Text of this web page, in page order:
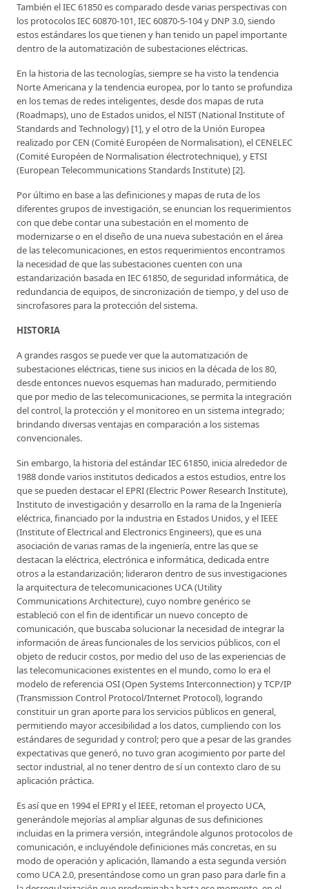
También el IEC 61850 es comparado desde varias perspectivas con
los protocolos IEC 60870-101, IEC 60870-5-104 y DNP 3.0, siendo
estos estándares los que tienen y han tenido un papel importante
dentro de la automatización de subestaciones eléctricas.
En la historia de las tecnologías, siempre se ha visto la tendencia
Norte Americana y la tendencia europea, por lo tanto se profundiza
en los temas de redes inteligentes, desde dos mapas de ruta
(Roadmaps), uno de Estados unidos, el NIST (National Institute of
Standards and Technology) [1], y el otro de la Unión Europea
realizado por CEN (Comité Européen de Normalisation), el CENELEC
(Comité Européen de Normalisation électrotechnique), y ETSI
(European Telecommunications Standards Institute) [2].
Por último en base a las definiciones y mapas de ruta de los
diferentes grupos de investigación, se enuncian los requerimientos
con que debe contar una subestación en el momento de
modernizarse o en el diseño de una nueva subestación en el área
de las telecomunicaciones, en estos requerimientos encontramos
la necesidad de que las subestaciones cuenten con una
estandarización basada en IEC 61850, de seguridad informática, de
redundancia de equipos, de sincronización de tiempo, y del uso de
sincrofasores para la protección del sistema.
HISTORIA
A grandes rasgos se puede ver que la automatización de
subestaciones eléctricas, tiene sus inicios en la década de los 80,
desde entonces nuevos esquemas han madurado, permitiendo
que por medio de las telecomunicaciones, se permita la integración
del control, la protección y el monitoreo en un sistema integrado;
brindando diversas ventajas en comparación a los sistemas
convencionales.
Sin embargo, la historia del estándar IEC 61850, inicia alrededor de
1988 donde varios institutos dedicados a estos estudios, entre los
que se pueden destacar el EPRI (Electric Power Research Institute),
Instituto de investigación y desarrollo en la rama de la Ingeniería
eléctrica, financiado por la industria en Estados Unidos, y el IEEE
(Institute of Electrical and Electronics Engineers), que es una
asociación de varias ramas de la ingeniería, entre las que se
destacan la eléctrica, electrónica e informática, dedicada entre
otros a la estandarización; lideraron dentro de sus investigaciones
la arquitectura de telecomunicaciones UCA (Utility
Communications Architecture), cuyo nombre genérico se
estableció con el fin de identificar un nuevo concepto de
comunicación, que buscaba solucionar la necesidad de integrar la
información de áreas funcionales de los servicios públicos, con el
objeto de reducir costos, por medio del uso de las experiencias de
las telecomunicaciones existentes en el mundo, como lo era el
modelo de referencia OSI (Open Systems Interconnection) y TCP/IP
(Transmission Control Protocol/Internet Protocol), logrando
constituir un gran aporte para los servicios públicos en general,
permitiendo mayor accesibilidad a los datos, cumpliendo con los
estándares de seguridad y control; pero que a pesar de las grandes
expectativas que generó, no tuvo gran acogimiento por parte del
sector industrial, al no tener dentro de sí un contexto claro de su
aplicación práctica.
Es así que en 1994 el EPRI y el IEEE, retoman el proyecto UCA,
generándole mejorías al ampliar algunas de sus definiciones
incluidas en la primera versión, integrándole algunos protocolos de
comunicación, e incluyéndole definiciones más concretas, en su
modo de operación y aplicación, llamando a esta segunda versión
como UCA 2.0, presentándose como un gran paso para darle fin a